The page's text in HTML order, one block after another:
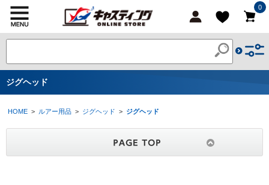
0
ジグヘッド
HOME > ルアー用品 > ジグヘッド > ジグヘッド